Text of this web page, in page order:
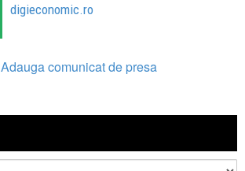
digieconomic.ro
Adauga comunicat de presa